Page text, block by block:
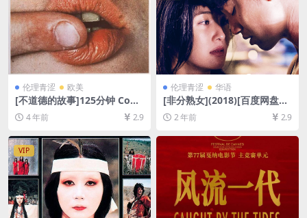
伦理青涩 欧美
[不道德的故事]125分钟 Cont
es immoraux (1974)[百度网
盘+迅雷云盘+夸克网盘资源10
80P超清未删减][MP4/7.8GB]
[原声中英字幕]【手机无法在
线播放，请下载防和谐压缩包
（含解压密码）】
4 年前 2.9
伦理青涩 华语
[非分熟女](2018)[百度网盘
+夸克网盘1080P超清未删减
资源][网盘在线播放/下载][MP
4/7GB][粤语中字]
2 年前 2.9
VIP